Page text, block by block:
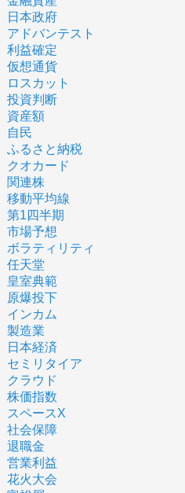
日本政府
アドバンテスト
利益確定
仮想通貨
ロスカット
投資判断
資産額
自民
ふるさと納税
クオカード
関連株
移動平均線
第1四半期
市場予想
ボラティリティ
任天堂
皇室典範
原爆投下
インカム
製造業
日本経済
セミリタイア
クラウド
株価指数
スペースX
社会保障
退職金
営業利益
花火大会